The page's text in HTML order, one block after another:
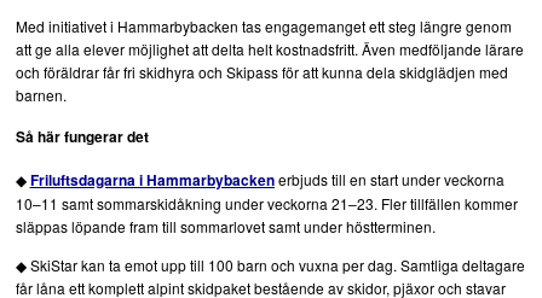
Med initiativet i Hammarbybacken tas engagemanget ett steg längre genom
att ge alla elever möjlighet att delta helt kostnadsfritt. Även medföljande lärare
och föräldrar får fri skidhyra och Skipass för att kunna dela skidglädjen med
barnen.
Så här fungerar det
◆Friluftsdagarna i Hammarbybackenerbjuds till en start under veckorna
10–11 samt sommarskidåkning under veckorna 21–23. Fler tillfällen kommer
släppas löpande fram till sommarlovet samt under höstterminen.
◆ SkiStar kan ta emot upp till 100 barn och vuxna per dag. Samtliga deltagare
får låna ett komplett alpint skidpaket bestående av skidor, pjäxor och stavar